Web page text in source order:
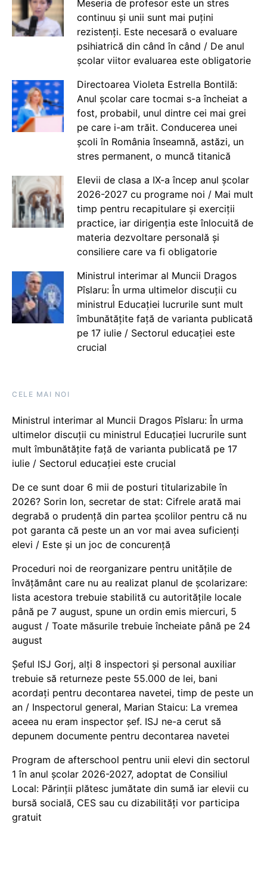
Meseria de profesor este un stres
continuu și unii sunt mai puțini
rezistenți. Este necesară o evaluare
psihiatrică din când în când / De anul
școlar viitor evaluarea este obligatorie
Directoarea Violeta Estrella Bontilă:
Anul școlar care tocmai s-a încheiat a
fost, probabil, unul dintre cei mai grei
pe care i-am trăit. Conducerea unei
școli în România înseamnă, astăzi, un
stres permanent, o muncă titanică
Elevii de clasa a IX-a încep anul școlar
2026-2027 cu programe noi / Mai mult
timp pentru recapitulare și exerciții
practice, iar dirigenția este înlocuită de
materia dezvoltare personală și
consiliere care va fi obligatorie
Ministrul interimar al Muncii Dragos
Pîslaru: În urma ultimelor discuții cu
ministrul Educației lucrurile sunt mult
îmbunătățite față de varianta publicată
pe 17 iulie / Sectorul educației este
crucial
CELE MAI NOI
Ministrul interimar al Muncii Dragos Pîslaru: În urma
ultimelor discuții cu ministrul Educației lucrurile sunt
mult îmbunătățite față de varianta publicată pe 17
iulie / Sectorul educației este crucial
De ce sunt doar 6 mii de posturi titularizabile în
2026? Sorin Ion, secretar de stat: Cifrele arată mai
degrabă o prudență din partea școlilor pentru că nu
pot garanta că peste un an vor mai avea suficienți
elevi / Este și un joc de concurență
Proceduri noi de reorganizare pentru unitățile de
învățământ care nu au realizat planul de școlarizare:
lista acestora trebuie stabilită cu autoritățile locale
până pe 7 august, spune un ordin emis miercuri, 5
august / Toate măsurile trebuie încheiate până pe 24
august
Șeful ISJ Gorj, alți 8 inspectori și personal auxiliar
trebuie să returneze peste 55.000 de lei, bani
acordați pentru decontarea navetei, timp de peste un
an / Inspectorul general, Marian Staicu: La vremea
aceea nu eram inspector șef. ISJ ne-a cerut să
depunem documente pentru decontarea navetei
Program de afterschool pentru unii elevi din sectorul
1 în anul școlar 2026-2027, adoptat de Consiliul
Local: Părinții plătesc jumătate din sumă iar elevii cu
bursă socială, CES sau cu dizabilităţi vor participa
gratuit